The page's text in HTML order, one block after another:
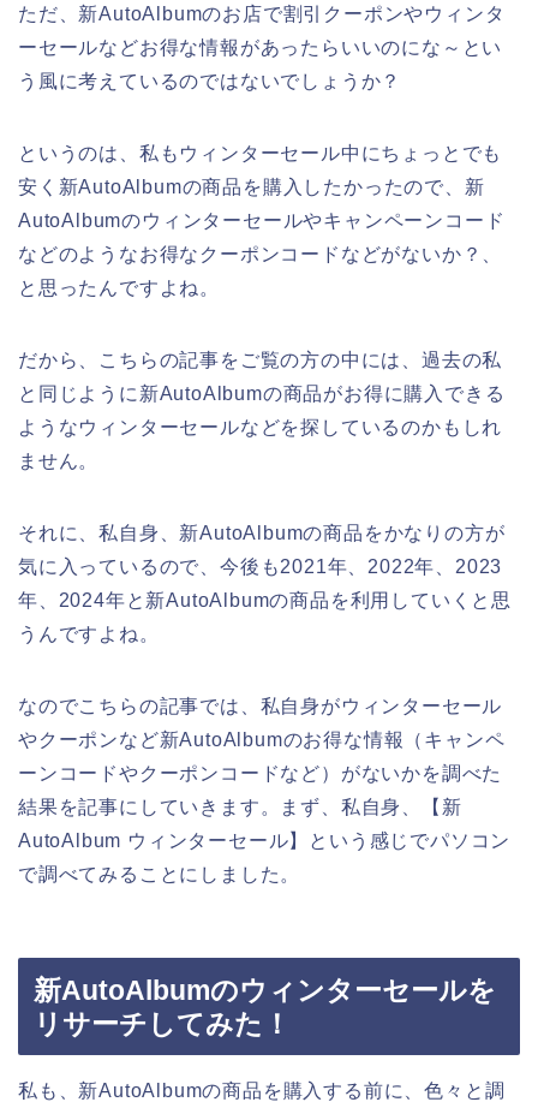
ただ、新AutoAlbumのお店で割引クーポンやウィンタ
ーセールなどお得な情報があったらいいのにな～とい
う風に考えているのではないでしょうか？
というのは、私もウィンターセール中にちょっとでも
安く新AutoAlbumの商品を購入したかったので、新
AutoAlbumのウィンターセールやキャンペーンコード
などのようなお得なクーポンコードなどがないか？、
と思ったんですよね。
だから、こちらの記事をご覧の方の中には、過去の私
と同じように新AutoAlbumの商品がお得に購入できる
ようなウィンターセールなどを探しているのかもしれ
ません。
それに、私自身、新AutoAlbumの商品をかなりの方が
気に入っているので、今後も2021年、2022年、2023
年、2024年と新AutoAlbumの商品を利用していくと思
うんですよね。
なのでこちらの記事では、私自身がウィンターセール
やクーポンなど新AutoAlbumのお得な情報（キャンペ
ーンコードやクーポンコードなど）がないかを調べた
結果を記事にしていきます。まず、私自身、【新
AutoAlbum ウィンターセール】という感じでパソコン
で調べてみることにしました。
新AutoAlbumのウィンターセールを
リサーチしてみた！
私も、新AutoAlbumの商品を購入する前に、色々と調